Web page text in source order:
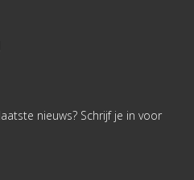
nieuws? Schrijf je in voor